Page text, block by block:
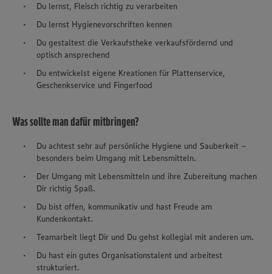
Du lernst, Fleisch richtig zu verarbeiten
Du lernst Hygienevorschriften kennen
Du gestaltest die Verkaufstheke verkaufsfördernd und
optisch ansprechend
Du entwickelst eigene Kreationen für Plattenservice,
Geschenkservice und Fingerfood
Was sollte man dafür mitbringen?
Du achtest sehr auf persönliche Hygiene und Sauberkeit –
besonders beim Umgang mit Lebensmitteln.
Der Umgang mit Lebensmitteln und ihre Zubereitung machen
Dir richtig Spaß.
Du bist offen, kommunikativ und hast Freude am
Kundenkontakt.
Teamarbeit liegt Dir und Du gehst kollegial mit anderen um.
Du hast ein gutes Organisationstalent und arbeitest
strukturiert.